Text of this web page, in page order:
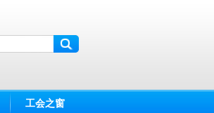
工会之窗